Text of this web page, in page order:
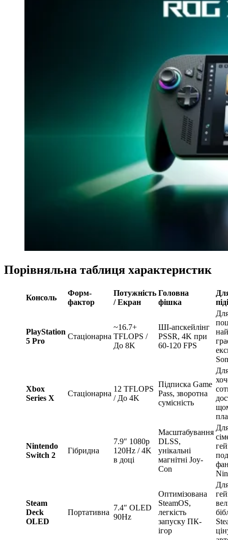
Порівняльна таблиця характеристик
Консоль
Форм-
фактор
Потужність
/ Екран
Головна
фішка
PlayStation
5 Pro
Стаціонарна
~16.7+
TFLOPS /
До 8K
ШІ-апскейлінг
PSSR, 4K при
60-120 FPS
Xbox
Series X
Стаціонарна
12 TFLOPS
/ До 4K
Підписка Game
Pass, зворотна
сумісність
Nintendo
Switch 2
Гібридна
7.9″ 1080p
120Hz / 4K
в доці
Масштабування
DLSS,
унікальні
магнітні Joy-
Con
Steam
Deck
OLED
Портативна
7.4″ OLED
90Hz
Оптимізована
SteamOS,
легкість
запуску ПК-
ігор